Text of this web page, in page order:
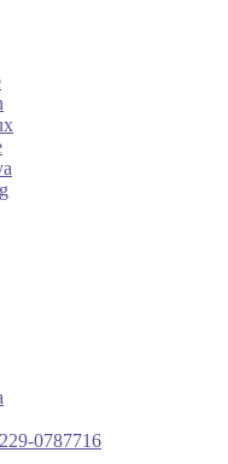
0787716